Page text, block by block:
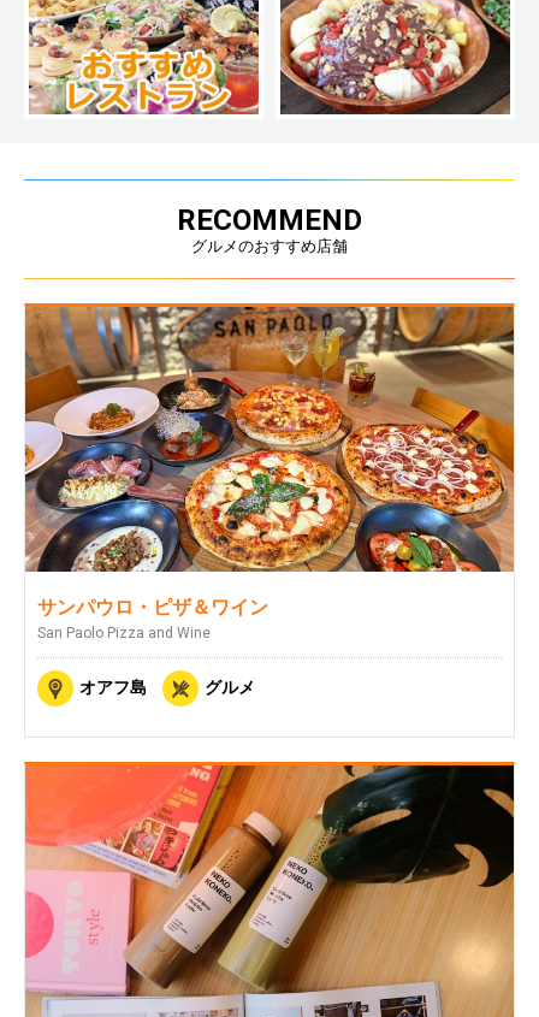
RECOMMEND
グルメのおすすめ店舗
サンパウロ・ピザ＆ワイン
San Paolo Pizza and Wine
オアフ島 グルメ